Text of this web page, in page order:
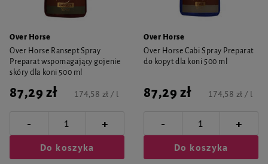
Over Horse
Over Horse Ransept Spray
Preparat wspomagający gojenie
skóry dla koni 500 ml
87,29 zł 174,58 zł / l
- +
Do koszyka
Over Horse
Over Horse Cabi Spray Preparat
do kopyt dla koni 500 ml
87,29 zł 174,58 zł / l
- +
Do koszyka